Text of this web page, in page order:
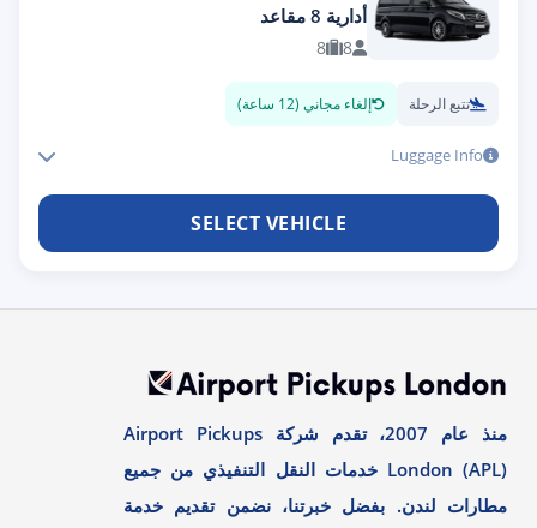
أدارية 8 مقاعد
8
8
تتبع الرحلة إلغاء مجاني (12 ساعة)
Luggage Info
SELECT VEHICLE
منذ عام 2007، تقدم شركة Airport Pickups
London (APL) خدمات النقل التنفيذي من جميع
مطارات لندن. بفضل خبرتنا، نضمن تقديم خدمة